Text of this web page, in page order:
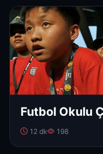
Futbol Okulu
12 dk 198